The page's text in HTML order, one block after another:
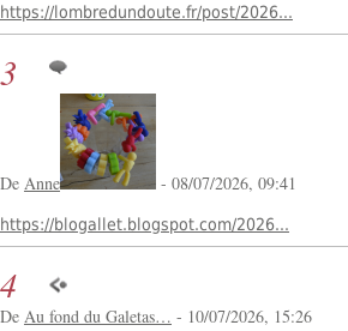
https://lombredundoute.fr/post/2026...
3
De Anne - 08/07/2026, 09:41
https://blogallet.blogspot.com/2026...
4
De Au fond du Galetas… - 10/07/2026, 15:26